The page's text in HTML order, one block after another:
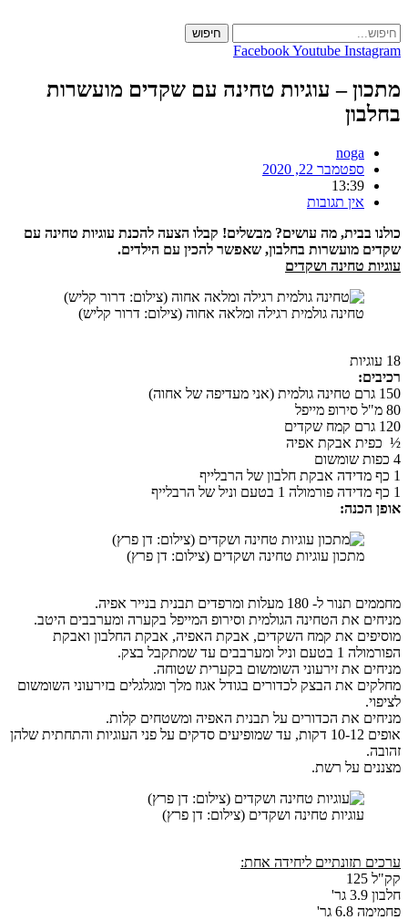
Facebook Youtube
– עוגיות טחינה עם שקדים מועשרות
noga
ספטמבר 22, 2020
13:39
אין תגובות
בבית, מה עושים? מבשלים! קבלו הצעה להכנת עוגיות טחינה עם
מועשרות בחלבון, שאפשר להכין עם הילדים.
טחינה ושקדים
טחינה גולמית רגילה ומלאה אחוה (צילום: דרור קליש)
אבקת אפיה
הכנה:
מתכון עוגיות טחינה ושקדים (צילום: דן פרץ)
180 מעלות ומרפדים תבנית בנייר אפיה.
את הטחינה הגולמית וסירופ המייפל בקערה ומערבבים היטב.
את קמח השקדים, אבקת האפיה, אבקת החלבון ואבקת
ומערבבים עד שמתקבל בצק.
את זירעוני השומשום בקערית שטוחה.
את הבצק לכדורים בגודל אגוז מלך ומגלגלים בזירעוני השומשום
את הכדורים על תבנית האפיה ומשטחים קלות.
אופים 10-12 דקות, עד שמופיעים סדקים על פני העוגיות והתחתית שלהן
על רשת.
עוגיות טחינה ושקדים (צילום: דן פרץ)
תזונתיים ליחידה אחת:
גר'
6.8 גר'